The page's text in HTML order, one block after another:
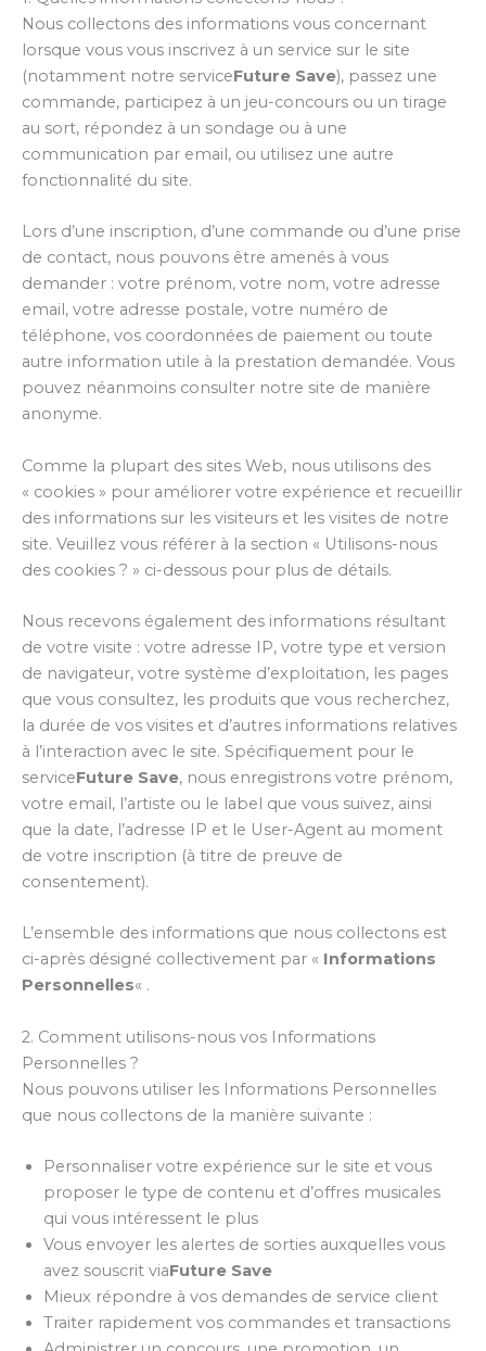
Nous collectons des informations vous concernant
lorsque vous vous inscrivez à un service sur le site
(notamment notre serviceFuture Save), passez une
commande, participez à un jeu-concours ou un tirage
au sort, répondez à un sondage ou à une
communication par email, ou utilisez une autre
fonctionnalité du site.
Lors d’une inscription, d’une commande ou d’une prise
de contact, nous pouvons être amenés à vous
demander : votre prénom, votre nom, votre adresse
email, votre adresse postale, votre numéro de
téléphone, vos coordonnées de paiement ou toute
autre information utile à la prestation demandée. Vous
pouvez néanmoins consulter notre site de manière
anonyme.
Comme la plupart des sites Web, nous utilisons des
« cookies » pour améliorer votre expérience et recueillir
des informations sur les visiteurs et les visites de notre
site. Veuillez vous référer à la section « Utilisons-nous
des cookies ? » ci-dessous pour plus de détails.
Nous recevons également des informations résultant
de votre visite : votre adresse IP, votre type et version
de navigateur, votre système d’exploitation, les pages
que vous consultez, les produits que vous recherchez,
la durée de vos visites et d’autres informations relatives
à l’interaction avec le site. Spécifiquement pour le
serviceFuture Save, nous enregistrons votre prénom,
votre email, l’artiste ou le label que vous suivez, ainsi
que la date, l’adresse IP et le User-Agent au moment
de votre inscription (à titre de preuve de
consentement).
L’ensemble des informations que nous collectons est
ci-après désigné collectivement par « Informations
Personnelles« .
2. Comment utilisons-nous vos Informations
Personnelles ?
Nous pouvons utiliser les Informations Personnelles
que nous collectons de la manière suivante :
Personnaliser votre expérience sur le site et vous
proposer le type de contenu et d’offres musicales
qui vous intéressent le plus
Vous envoyer les alertes de sorties auxquelles vous
avez souscrit viaFuture Save
Mieux répondre à vos demandes de service client
Traiter rapidement vos commandes et transactions